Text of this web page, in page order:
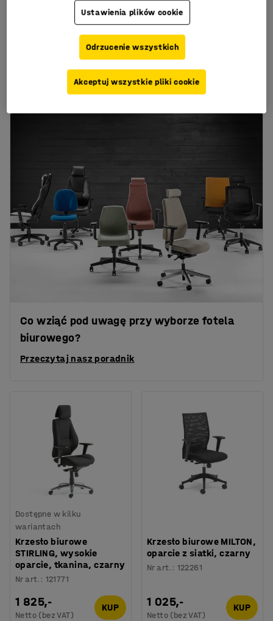
Krzesło biurowe
oparcie z siatki, czarny
Netto (bez VAT)
KUP
Krzesło biurowe
tkanina
14580
1 949,-
Netto (bez VAT)
Co wziąć pod uwagę przy wyborze fotela
biurowego?
Przeczytaj nasz poradnik
Dostępne w kilku
wariantach
Krzesło biurowe
STIRLING, wysokie
oparcie, tkanina, czarny
Nr art. : 121771
1 825,-
Netto (bez VAT)
KUP
Krzesło biurowe MILTON,
oparcie z siatki, czarny
Nr art. : 122261
1 025,-
Netto (bez VAT)
KUP
Ustawienia plików cookie
Odrzucenie wszystkich
Akceptuj wszystkie pliki cookie